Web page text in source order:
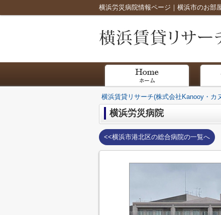
横浜労災病院情報ページ｜横浜市のお部
横浜賃貸リサーチ(株式会社Kanooy・カ
横浜労災病院
<<横浜市港北区の総合病院の一覧へ